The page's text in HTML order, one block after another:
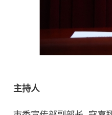
主持人